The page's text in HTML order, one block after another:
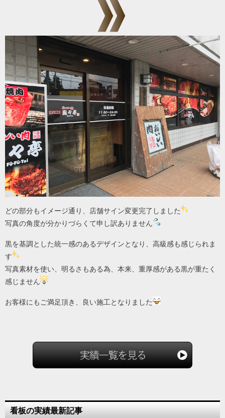
どの部分もイメージ通り、店舗サイン変更完了しました
写真の角度が分かりづらくて申し訳ありません
黒を基調とした統一感のあるデザインとなり、高級感も感じられま
す
写真素材を使い、明るさもある為、本来、重厚感がある黒が重たく
感じません
お客様にもご満足頂き、良い施工となりました
看板の実績最新記事